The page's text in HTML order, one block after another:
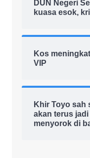
DUN Negeri
kuasa esok,
Kos
VIP
Khir Toyo sah
akan terus
menyorok di